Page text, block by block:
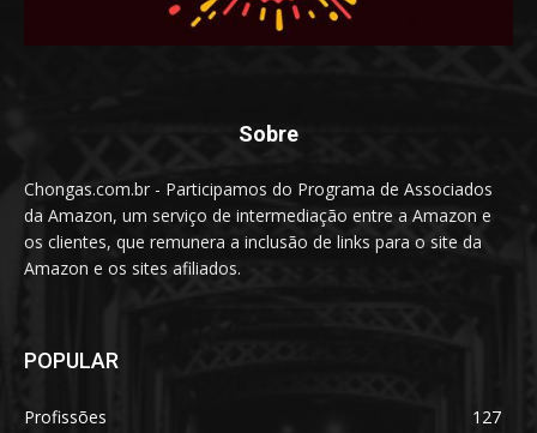
Sobre
Chongas.com.br - Participamos do Programa de Associados
da Amazon, um serviço de intermediação entre a Amazon e
os clientes, que remunera a inclusão de links para o site da
Amazon e os sites afiliados.
POPULAR
Profissões
127